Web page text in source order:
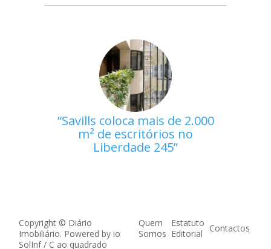
Savills coloca mais de 2.000
m² de escritórios no
Liberdade 245
Copyright © Diário
Imobiliário. Powered by io
SolInf/ C ao quadrado
Quem
Somos
Estatuto
Editorial
Contactos